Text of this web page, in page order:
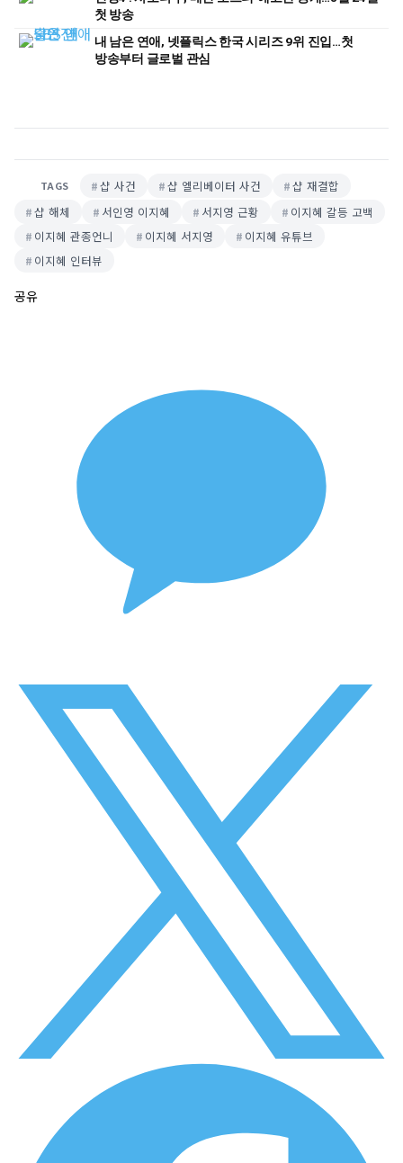
첫 방송
내 남은 연애, 넷플릭스 한국 시리즈 9위 진입…첫
방송부터 글로벌 관심
TAGS 샵 사건 샵 엘리베이터 사건
샵 재결합
샵 해체
서인영 이지혜 서지영 근황
이지혜 갈등 고백
이지혜 관종언니
이지혜 서지영
이지혜 유튜브
이지혜 인터뷰
공유